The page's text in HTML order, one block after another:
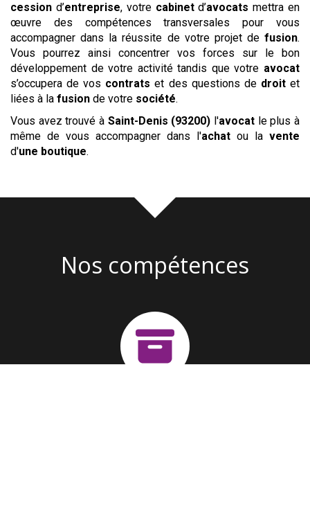
cession d’entreprise, votre cabinetd’avocats mettra en
œuvre des compétences transversales pour vous
accompagner dans la réussite de votre projet de fusion.
Vous pourrez ainsi concentrer vos forces sur le bon
développement de votre activité tandis que votre avocat
s’occupera de vos contrats et des questions de droitet
liées à la fusion de votre société.
Vous avez trouvé à Saint-Denis (93200) l'avocat le plus à
même de vous accompagner dans l'achat ou la vente
d'une boutique.
Nos compétences